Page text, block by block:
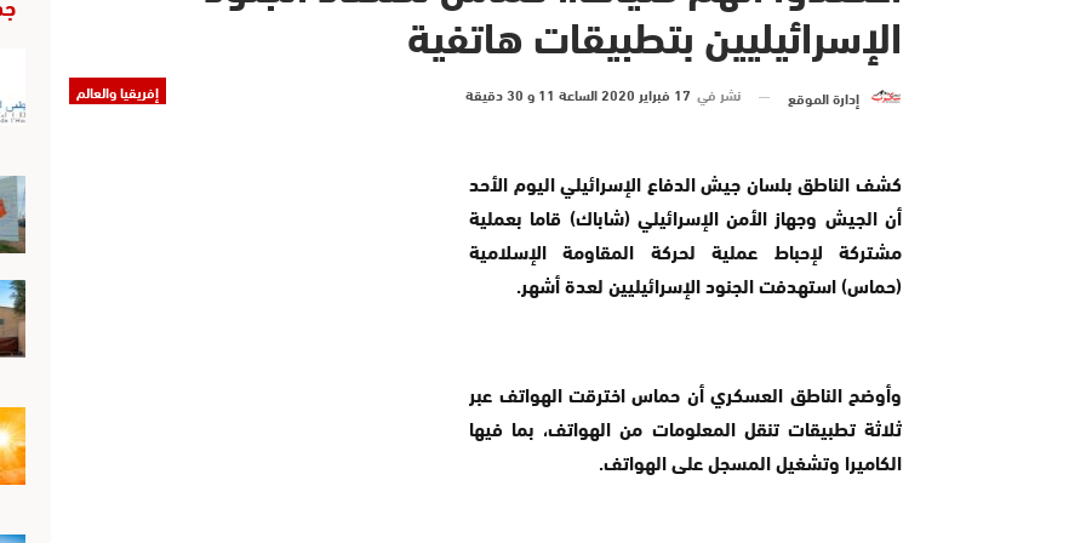
الإسرائيليين بتطبيقات هاتفية
إفريقيا والعالم إدارة الموقع نشر في 17 فبراير 2020 الساعة 11 و 30 دقيقة
كشف الناطق بلسان جيش الدفاع الإسرائيلي اليوم الأحد
أن الجيش وجهاز الأمن الإسرائيلي (شاباك) قاما بعملية
مشتركة لإحباط عملية لحركة المقاومة الإسلامية
(حماس) استهدفت الجنود الإسرائيليين لعدة أشهر.
وأوضح الناطق العسكري أن حماس اخترقت الهواتف عبر
ثلاثة تطبيقات تنقل المعلومات من الهواتف، بما فيها
الكاميرا وتشغيل المسجل على الهواتف.